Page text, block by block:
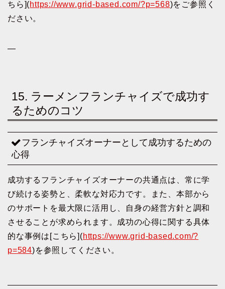
ちら](https://www.grid-based.com/?p=568)をご参照く
ださい。
—
15. ラーメンフランチャイズで成功す
るためのコツ
フランチャイズオーナーとして成功するための
心得
成功するフランチャイズオーナーの共通点は、常に学
び続ける姿勢と、柔軟な対応力です。また、本部から
のサポートを最大限に活用し、自身の経営方針と調和
させることが求められます。成功の心得に関する具体
的な事例は[こちら](https://www.grid-based.com/?
p=584)を参照してください。